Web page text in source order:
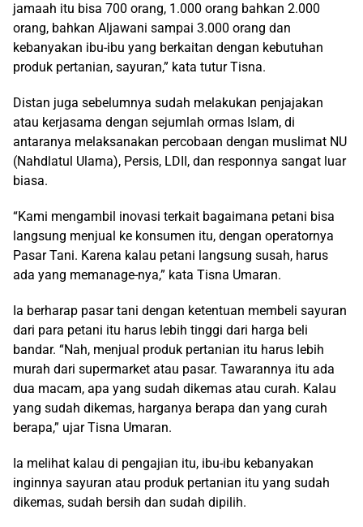
jamaah itu bisa 700 orang, 1.000 orang bahkan 2.000
orang, bahkan Aljawani sampai 3.000 orang dan
kebanyakan ibu-ibu yang berkaitan dengan kebutuhan
produk pertanian, sayuran,” kata tutur Tisna.
Distan juga sebelumnya sudah melakukan penjajakan
atau kerjasama dengan sejumlah ormas Islam, di
antaranya melaksanakan percobaan dengan muslimat NU
(Nahdlatul Ulama), Persis, LDII, dan responnya sangat luar
biasa.
“Kami mengambil inovasi terkait bagaimana petani bisa
langsung menjual ke konsumen itu, dengan operatornya
Pasar Tani. Karena kalau petani langsung susah, harus
ada yang memanage-nya,” kata Tisna Umaran.
Ia berharap pasar tani dengan ketentuan membeli sayuran
dari para petani itu harus lebih tinggi dari harga beli
bandar. “Nah, menjual produk pertanian itu harus lebih
murah dari supermarket atau pasar. Tawarannya itu ada
dua macam, apa yang sudah dikemas atau curah. Kalau
yang sudah dikemas, harganya berapa dan yang curah
berapa,” ujar Tisna Umaran.
Ia melihat kalau di pengajian itu, ibu-ibu kebanyakan
inginnya sayuran atau produk pertanian itu yang sudah
dikemas, sudah bersih dan sudah dipilih.